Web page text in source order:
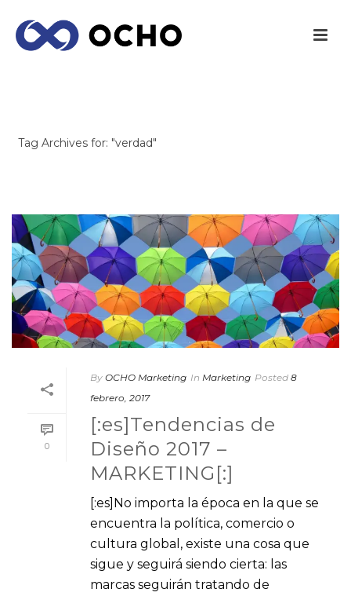
Tag Archives for: "verdad"
0
By OCHO Marketing In Marketing Posted 8
febrero, 2017
[:es]Tendencias de
Diseño 2017 –
MARKETING[:]
[:es]No importa la época en la que se
encuentra la política, comercio o
cultura global, existe una cosa que
sigue y seguirá siendo cierta: las
marcas seguirán tratando de